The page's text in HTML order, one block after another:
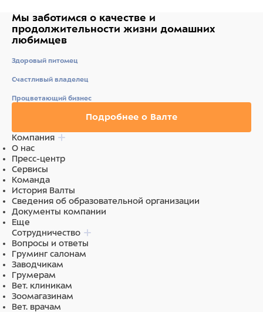
Пластик 100%
Мы заботимся о качестве и
продолжительности жизни домашних
любимцев
Здоровый питомец
Счастливый владелец
Процветающий бизнес
Подробнее о Валте
Компания
О нас
Пресс-центр
Сервисы
Команда
История Валты
Сведения об образовательной организации
Документы компании
Еще
Сотрудничество
Вопросы и ответы
Груминг салонам
Заводчикам
Грумерам
Вет. клиникам
Зоомагазинам
Вет. врачам